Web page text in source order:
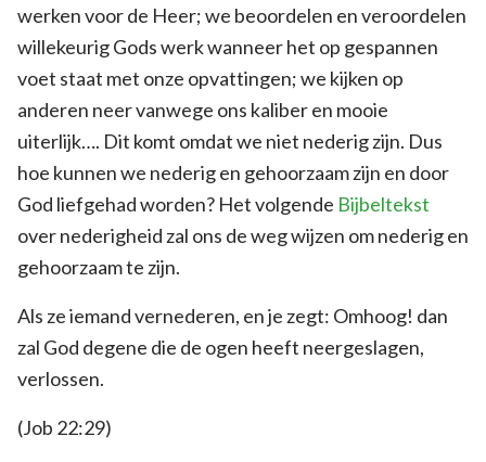
werken voor de Heer; we beoordelen en veroordelen
willekeurig Gods werk wanneer het op gespannen
voet staat met onze opvattingen; we kijken op
anderen neer vanwege ons kaliber en mooie
uiterlijk…. Dit komt omdat we niet nederig zijn. Dus
hoe kunnen we nederig en gehoorzaam zijn en door
God liefgehad worden? Het volgende Bijbeltekst
over nederigheid zal ons de weg wijzen om nederig en
gehoorzaam te zijn.
Als ze iemand vernederen, en je zegt: Omhoog! dan
zal God degene die de ogen heeft neergeslagen,
verlossen.
(Job 22:29)